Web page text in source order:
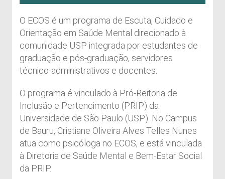
O ECOS é um programa de Escuta, Cuidado e
Orientação em Saúde Mental direcionado à
comunidade USP integrada por estudantes de
graduação e pós-graduação, servidores
técnico-administrativos e docentes.
O programa é vinculado à Pró-Reitoria de
Inclusão e Pertencimento (PRIP) da
Universidade de São Paulo (USP). No Campus
de Bauru, Cristiane Oliveira Alves Telles Nunes
atua como psicóloga no ECOS, e está vinculada
à Diretoria de Saúde Mental e Bem-Estar Social
da PRIP.